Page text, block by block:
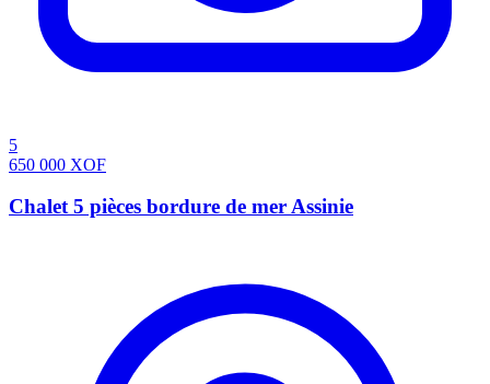
5
650 000 XOF
Chalet 5 pièces bordure de mer Assinie